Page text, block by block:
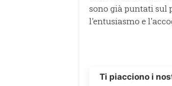
sono già puntati sul
l'entusiasmo e
Ti piacciono i